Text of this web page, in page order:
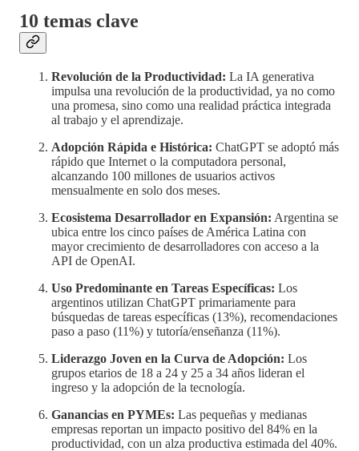
10 temas clave
Revolución de la Productividad: La IA generativa
impulsa una revolución de la productividad, ya no como
una promesa, sino como una realidad práctica integrada
al trabajo y el aprendizaje.
Adopción Rápida e Histórica: ChatGPT se adoptó más
rápido que Internet o la computadora personal,
alcanzando 100 millones de usuarios activos
mensualmente en solo dos meses.
Ecosistema Desarrollador en Expansión: Argentina se
ubica entre los cinco países de América Latina con
mayor crecimiento de desarrolladores con acceso a la
API de OpenAI.
Uso Predominante en Tareas Específicas: Los
argentinos utilizan ChatGPT primariamente para
búsquedas de tareas específicas (13%), recomendaciones
paso a paso (11%) y tutoría/enseñanza (11%).
Liderazgo Joven en la Curva de Adopción: Los
grupos etarios de 18 a 24 y 25 a 34 años lideran el
ingreso y la adopción de la tecnología.
Ganancias en PYMEs: Las pequeñas y medianas
empresas reportan un impacto positivo del 84% en la
productividad, con un alza productiva estimada del 40%.